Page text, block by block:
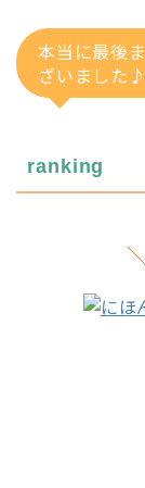
本当に最後
ざいました♪
ranking